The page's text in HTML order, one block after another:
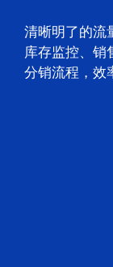
清晰明了的流
库存监控、销
分销流程，效